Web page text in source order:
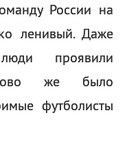
России на
ленивый. Даже
проявили
же было
футболисты